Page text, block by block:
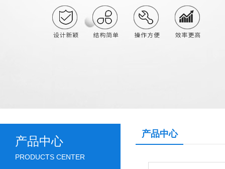
产品中心
PRODUCTS CENTER
产品中心